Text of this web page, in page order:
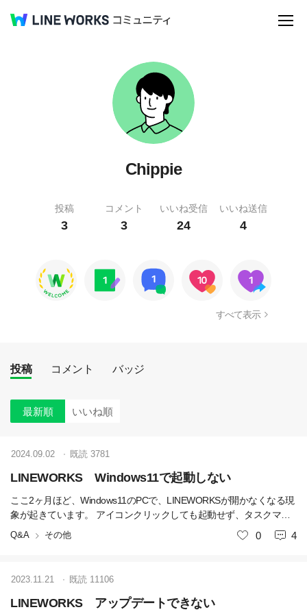
Chippie
投稿
3
コメント
3
いいね受信
24
いいね送信
4
すべて表示
投稿 コメント バッジ
最新順 いいね順
LINEWORKS Windows11で起動しない
ここ2ヶ月ほど、Windows11のPCで、LINEWORKSが開かなくなる現
象が起きています。 アイコンクリックしても起動せず、タスクマネ
ージャー内では複数起動していることになっているようです。 タス
クを終了させPCを再起動すると使用できるようになります。 複数端
Q&A その他
2024.09.02 既読 3781
いいね
0 4
LINEWORKS アップデートできない
2023.11.21 既読 11106